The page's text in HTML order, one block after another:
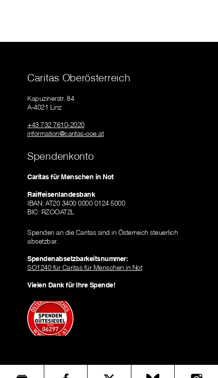
Caritas Oberösterreich
Kapuzinerstr. 84
A-4021 Linz
+43 732 7610-2020
information@caritas-ooe.at
Spendenkonto
Caritas für Menschen in Not
Raiffeisenlandesbank
IBAN: AT20 3400 0000 0124 5000
BIC: RZOOAT2L
Spenden an die Caritas sind in Österreich steuerlich
absetzbar.
Spendenabsetzbarkeitsnummer:
SO1240 für Caritas für Menschen in Not
Vielen Dank für Ihre Spende!